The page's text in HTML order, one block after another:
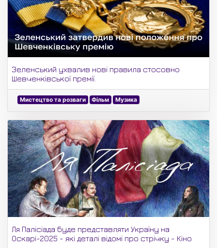
Зеленський ухвалив нові правила стосовно
Шевченківської премії.
Мистецтво та розваги Фільм Музика
Ля Палісіада буде представляти Україну на
Оскарі-2025 - які деталі відомі про стрічку - Кіно